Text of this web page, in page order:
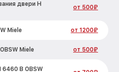
двери H
от 500₽
Miele от 1200₽
Miele от 500₽
6460 B OBSW